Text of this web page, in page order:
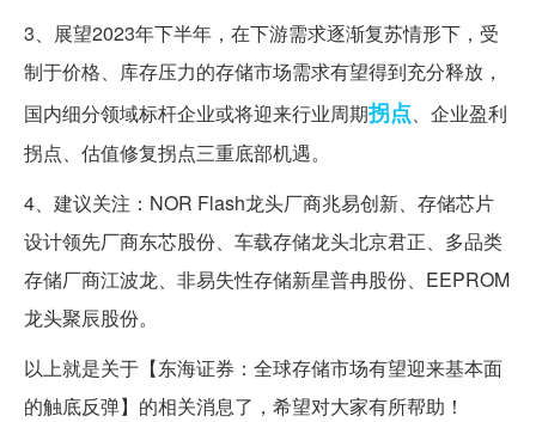
3、展望2023年下半年，在下游需求逐渐复苏情形下，受
制于价格、库存压力的存储市场需求有望得到充分释放，
国内细分领域标杆企业或将迎来行业周期拐点、企业盈利
拐点、估值修复拐点三重底部机遇。
4、建议关注：NOR Flash龙头厂商兆易创新、存储芯片
设计领先厂商东芯股份、车载存储龙头北京君正、多品类
存储厂商江波龙、非易失性存储新星普冉股份、EEPROM
龙头聚辰股份。
以上就是关于【东海证券：全球存储市场有望迎来基本面
的触底反弹】的相关消息了，希望对大家有所帮助！